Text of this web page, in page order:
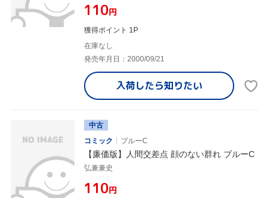
¥110円
獲得ポイント 1P
在庫なし
発売年月日：2000/09/21
入荷したら知りたい
中古
コミック
ブルーC
【廉価版】人間交差点 顔のない群れ ブルーC
弘兼兼史
¥110円